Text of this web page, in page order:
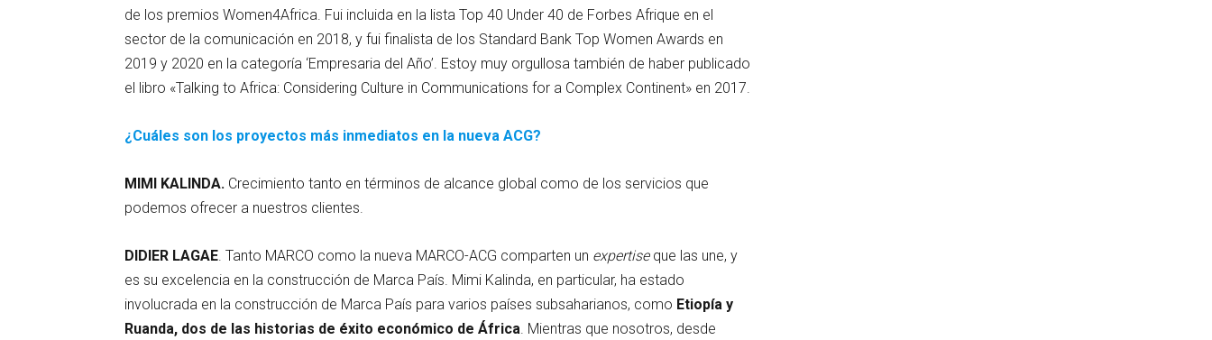
de los premios Women4Africa. Fui incluida en la lista Top 40 Under 40 de Forbes Afrique en el
sector de la comunicación en 2018, y fui finalista de los Standard Bank Top Women Awards en
2019 y 2020 en la categoría ‘Empresaria del Año’. Estoy muy orgullosa también de haber publicado
el libro «Talking to Africa: Considering Culture in Communications for a Complex Continent» en 2017.
¿Cuáles son los proyectos más inmediatos en la nueva ACG?
MIMI KALINDA. Crecimiento tanto en términos de alcance global como de los servicios que
podemos ofrecer a nuestros clientes.
DIDIER LAGAE . Tanto MARCO como la nueva MARCO-ACG comparten un expertiseque las une, y
es su excelencia en la construcción de Marca País. Mimi Kalinda, en particular, ha estado
involucrada en la construcción de Marca País para varios países subsaharianos, como Etiopía y
Ruanda, dos de las historias de éxito económico de África . Mientras que nosotros, desde